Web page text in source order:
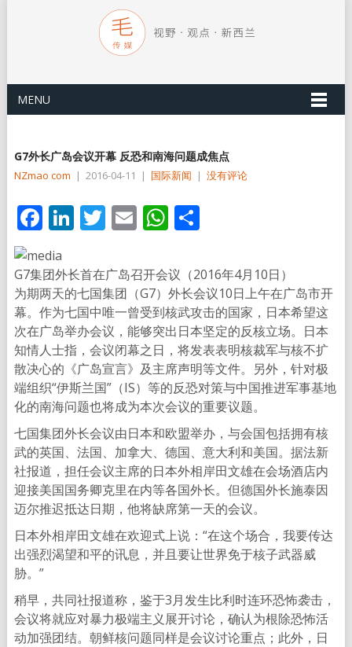
MENU
G7外长广岛会议开幕 反恐和南海问题成焦点
NZmao com | 2016-04-11 | 国际新闻 | 没有评论
Facebook
LinkedIn
Twitter
EmailWhatsApp
分
G7集团外长首在广岛召开会议（2016年4月10日）
为期两天的七国集团（G7）外长会议10日上午在广岛市开
幕。作为七国中唯一曾受到核武攻击的国家，日本希望这
次在广岛举办会议，能够突出日本坚定的反核立场。日本
知情人士指，会议闭幕之日，将发表表明核裁军与核不扩
散决心的《广岛宣言》及主席声明等文件。另外，针对极
端组织“伊斯兰国”（IS）等的反恐对策与中国推进军事基地
化的南海问题也将成为本次会议的重要议题。
七国集团外长会议由日本和欧盟举办，与会国包括拥有核
武的英国、法国、加拿大、德国、意大利和美国。据法新
社报道，担任会议主席的日本外相岸田文雄在会场酒店内
迎接美国国务卿克里在内等各国外长。但德国外长施泰因
迈尔推迟抵达日期，他将缺席第一天的会议。
日本外相岸田文雄在欢迎式上说：“在这个场合，我要传达
出强烈渴望和平的讯息，并且要让世界免于核子武器威
胁。”
稍早，共同社报道称，鉴于3月发生比利时连环恐怖袭击，
会议将就应对暴力极端主义展开讨论，确认为根除恐怖活
动加强团结。朝鲜核问题同样是会议讨论重点；此外，日